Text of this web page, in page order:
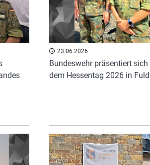
23.06.2026
Bundeswehr präsentiert
dem Hessentag 2026 in